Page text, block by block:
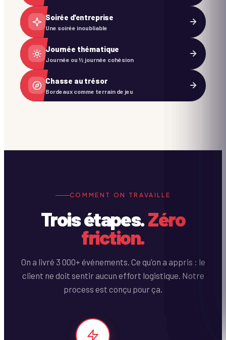
Soirée d'entreprise
Une soirée inoubliable
Journée thématique
Journée ou ½ journée cohésion
Chasse au trésor
Bordeaux comme terrain de jeu
COMMENT ON TRAVAILLE
Trois étapes.Zéro
friction.
On a livré 3 000+ événements. Ce qu'on a appris : le
client ne doit sentir aucun effort logistique. Notre
process est conçu pour ça.